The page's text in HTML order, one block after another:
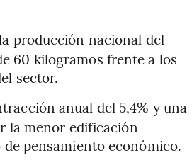
producción nacional del
60 kilogramos frente a los
sector.
anual del 5,4% y una
la menor edificación
pensamiento económico.